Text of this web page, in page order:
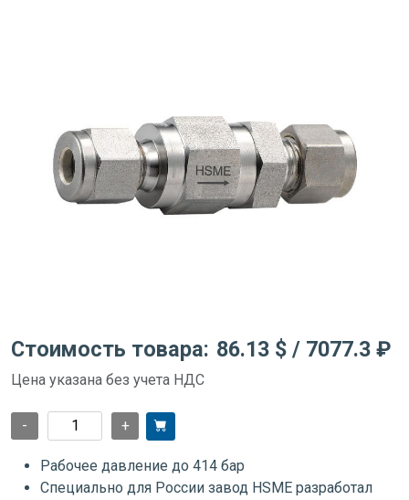
Стоимость товара: 86.13 $ / 7077.3 ₽
Цена указана без учета НДС
- +
Рабочее давление до 414 бар
Специально для России завод HSME разработал